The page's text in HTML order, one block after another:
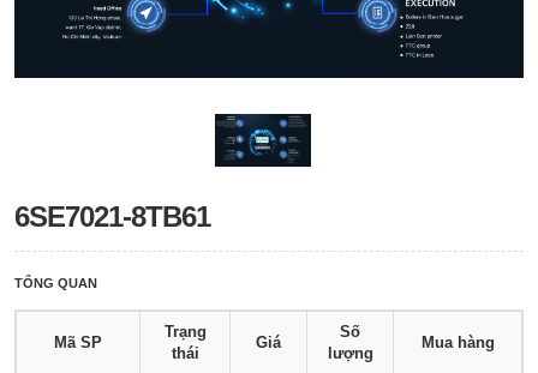
6SE7021-8TB61
TỔNG QUAN
Mã SP
Trạng
thái
Giá
Số
lượng
Mua hàng